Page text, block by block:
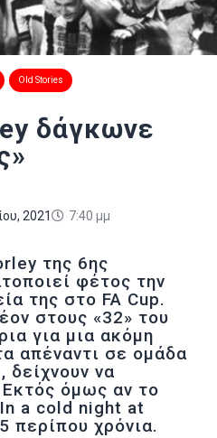
Old Stories
δάγκωνε
2021 7:40 μμ
της 6ης
φέτος την
της στο FA Cup.
στους «32» του
για μια ακόμη
απέναντι σε ομάδα
δείχνουν να
όμως αν το
a cold night at
περίπου χρόνια.